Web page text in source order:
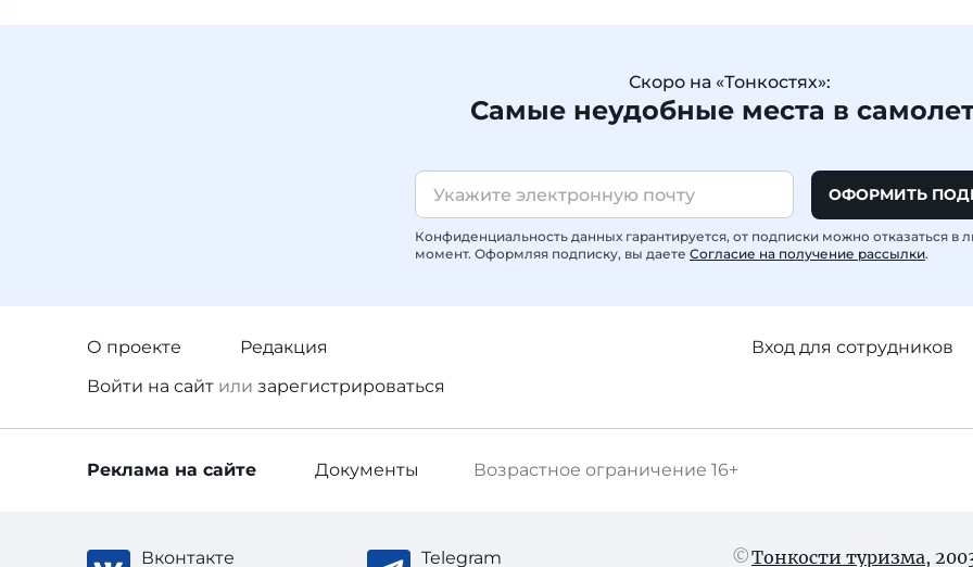
Скоро на «Тонкостях»:
Самые неудобные места в
ОФОРМИТЬ
Конфиденциальность данных гарантируется, от подписки можно отказаться в
момент. Оформляя подписку, вы даете Согласие на получение рассылки.
О проекте
Редакция
Войти на сайт или зарегистрироваться
Вход для сотрудников
Возрастное ограничение 16+
Реклама на сайте Документы
Вконтакте Telegram Тонкости туризма,